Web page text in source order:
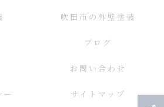
吹田市の外壁塗装
ブログ
お問い合わせ
ー サイトマップ